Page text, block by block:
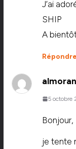
J’ai
SHIP
A
Répondre
5 octobre
Bonjour,
je tente